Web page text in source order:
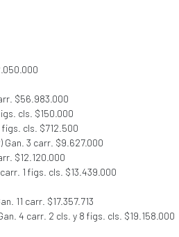
$56.983.000
cls. $150.000
figs. cls. $712.500
Gan. 3 carr. $9.627.000
$12.120.000
carr. 1 figs. cls. $13.439.000
11 carr. $17.357.713
Gan. 4 carr. 2 cls. y 8 figs. cls. $19.158.000